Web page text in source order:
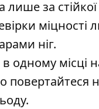
за
міцності
ніг.
одному місці